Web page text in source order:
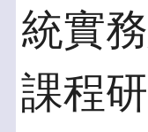
統實
課程